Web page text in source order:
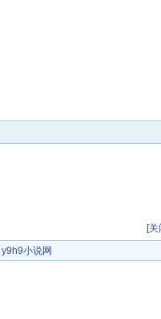
[关
y9h9小说网